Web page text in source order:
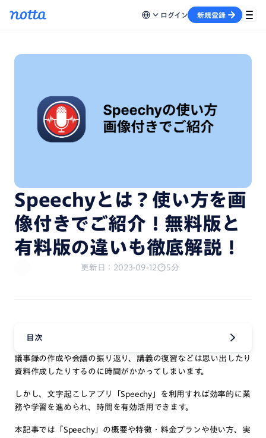
ログイン 新規登録
Speechyとは？使い方を画
像付きでご紹介！無料版と
有料版の違いも徹底解説！
更新日：2023-09-12 5分
目次
議事録の作成や会議の振り返り、講義の復習などは思い出したり
資料作成したりするのに時間がかかってしまいます。
しかし、文字起こしアプリ「Speechy」を利用すれば効率的に業
務や学習を進められ、時間を有効活用できます。
本記事では「Speechy」の概要や特徴・料金プランや使い方、実